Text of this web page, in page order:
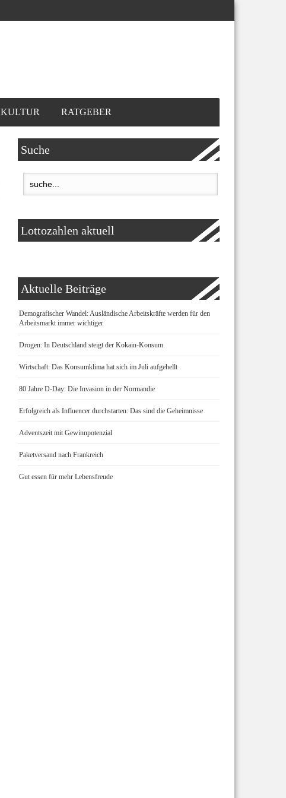
KULTUR RATGEBER
Suche
Lottozahlen aktuell
Aktuelle Beiträge
Demografischer Wandel: Ausländische Arbeitskräfte werden für den
Arbeitsmarkt immer wichtiger
Drogen: In Deutschland steigt der Kokain-Konsum
Wirtschaft: Das Konsumklima hat sich im Juli aufgehellt
80 Jahre D-Day: Die Invasion in der Normandie
Erfolgreich als Influencer durchstarten: Das sind die Geheimnisse
Adventszeit mit Gewinnpotenzial
Paketversand nach Frankreich
Gut essen für mehr Lebensfreude